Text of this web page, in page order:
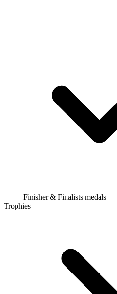
Finisher & Finalists medals
Trophies